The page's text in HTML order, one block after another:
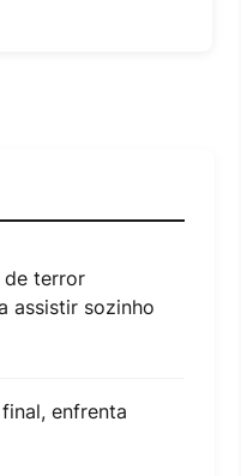
de terror
assistir sozinho
enfrenta